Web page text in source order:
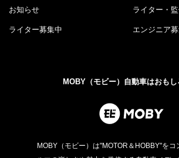
お知らせ ライター・
ライター募集中 エンジニア
MOBY（モビー）自動車はおもし
MOBY（モビー）は"MOTOR＆HOBBY"をコ